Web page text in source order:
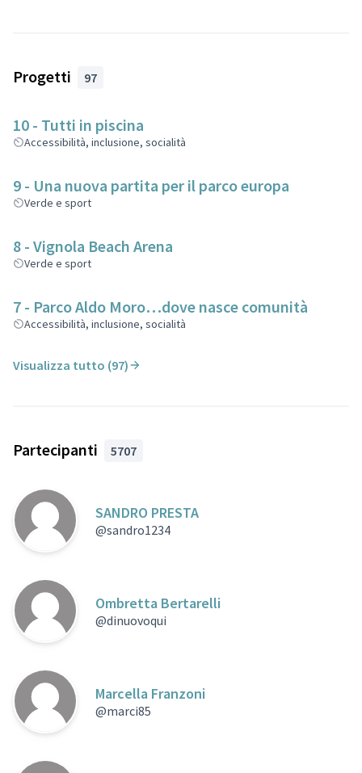
Progetti 97
10 - Tutti in piscina
Accessibilità, inclusione, socialità
9 - Una nuova partita per il parco europa
Verde e sport
8 - Vignola Beach Arena
Verde e sport
7 - Parco Aldo Moro…dove nasce comunità
Accessibilità, inclusione, socialità
Visualizza tutto (97)
Partecipanti 5707
SANDRO PRESTA
@sandro1234
Ombretta Bertarelli
@dinuovoqui
Marcella Franzoni
@marci85